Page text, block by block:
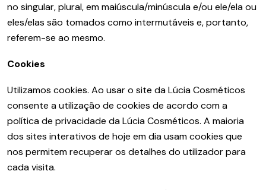
no singular, plural, em maiúscula/minúscula e/ou ele/ela ou
eles/elas são tomados como intermutáveis e, portanto,
referem-se ao mesmo.
Cookies
Utilizamos cookies. Ao usar o site da Lúcia Cosméticos
consente a utilização de cookies de acordo com a
política de privacidade da Lúcia Cosméticos. A maioria
dos sites interativos de hoje em dia usam cookies que
nos permitem recuperar os detalhes do utilizador para
cada visita.